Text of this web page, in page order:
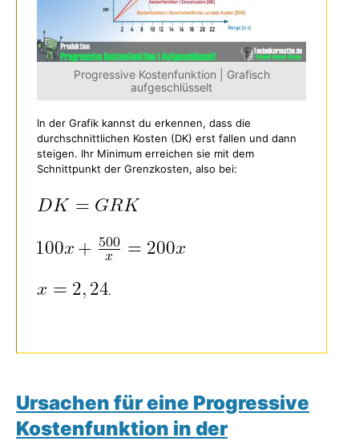
Progressive Kostenfunktion | Grafisch
aufgeschlüsselt
In der Grafik kannst du erkennen, dass die
durchschnittlichen Kosten (DK) erst fallen und dann
steigen. Ihr Minimum erreichen sie mit dem
Schnittpunkt der Grenzkosten, also bei:
.
Ursachen für eine Progressive
Kostenfunktion in der